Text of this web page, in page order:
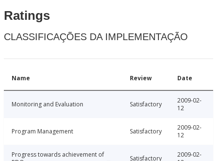
Ratings
CLASSIFICAÇÕES DA IMPLEMENTAÇÃO
Name Review Date
Monitoring and Evaluation Satisfactory
2009-02-
12
Program Management Satisfactory
2009-02-
12
Progress towards achievement of
Satisfactory
2009-02-